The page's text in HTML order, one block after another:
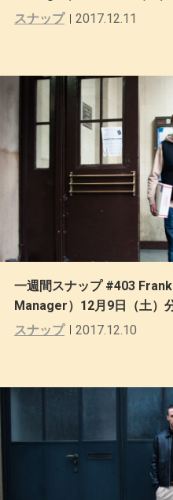
スナップ
2017.12.11
一週間スナップ #403
Manager）12月9日（土）
スナップ
2017.12.10